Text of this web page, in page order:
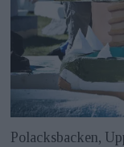
Polacksbacken,